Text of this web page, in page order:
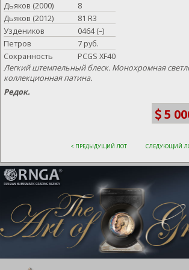
Дьяков (2000)
8
Дьяков (2012)
81 R3
Уздеников
0464 (–)
Петров
7 руб.
Сохранность
PCGS XF40
Легкий штемпельный блеск. Монохромная
коллекционная патина.
Редок.
5
< ПРЕДЫДУЩИЙ ЛОТ СЛЕДУЮЩИЙ